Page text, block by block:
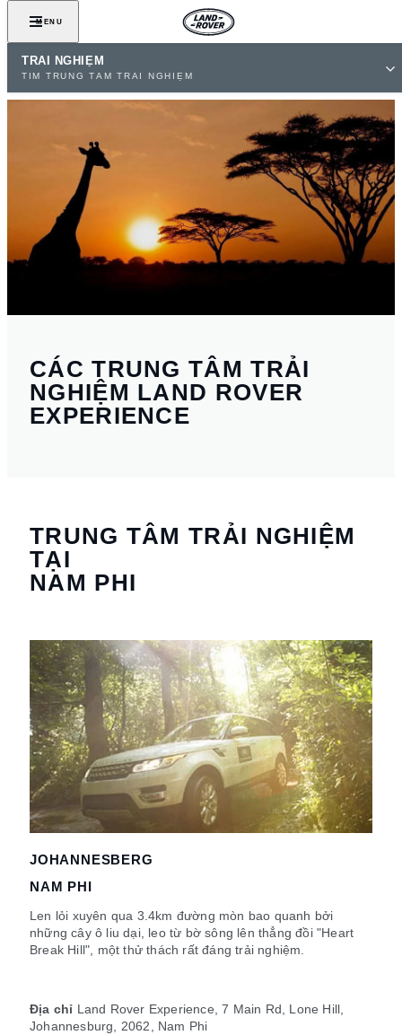
MENU
TRẢI NGHIỆM
TÌM TRUNG TÂM TRẢI NGHIỆM
CÁC TRUNG TÂM TRẢI
NGHIỆM LAND ROVER
EXPERIENCE
TRUNG TÂM TRẢI NGHIỆM
TẠI
NAM PHI
JOHANNESBERG
NAM PHI
Len lỏi xuyên qua 3.4km đường mòn bao quanh bởi
những cây ô liu dại, leo từ bờ sông lên thẳng đồi "Heart
Break Hill", một thử thách rất đáng trải nghiệm.
Địa chỉ Land Rover Experience, 7 Main Rd, Lone Hill,
Johannesburg, 2062, Nam Phi